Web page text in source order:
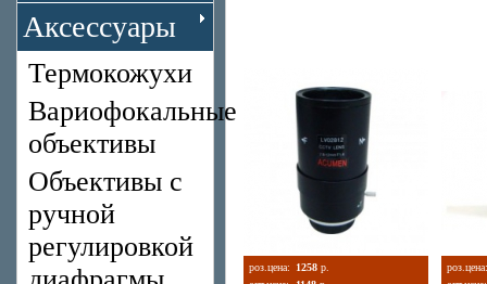
Аксессуары
Термокожухи
Вариофокальные
объективы
Объективы с
ручной
регулировкой
роз.цена: 1258 р.
роз.цена: